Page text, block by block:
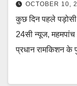
OCTOBER 10,
कुछ दिन पहले
24सी न्यूज, महमपांच
प्रधान रामकिशन के